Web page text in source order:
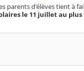
parents d'élèves tient à
le 11 juillet au